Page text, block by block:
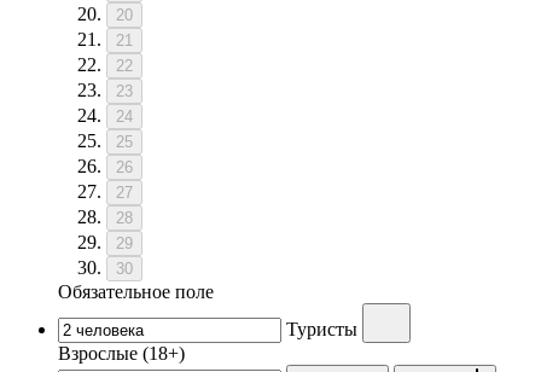
20
21
22
23
24
25
26
27
28
29
30
Обязательное поле
Туристы
Взрослые (18+)